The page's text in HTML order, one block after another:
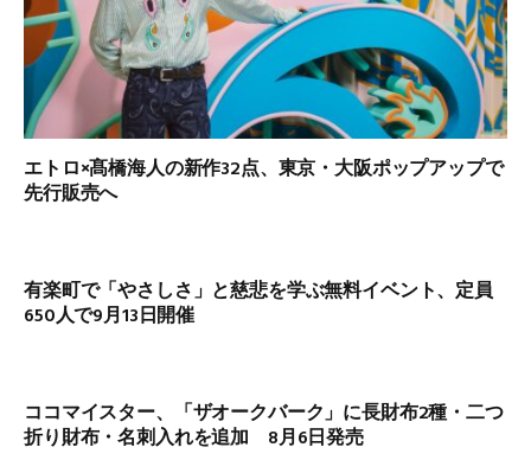
エトロ×髙橋海人の新作32点、東京・大阪ポップアップで
先行販売へ
有楽町で「やさしさ」と慈悲を学ぶ無料イベント、定員
650人で9月13日開催
ココマイスター、「ザオークバーク」に長財布2種・二つ
折り財布・名刺入れを追加 8月6日発売